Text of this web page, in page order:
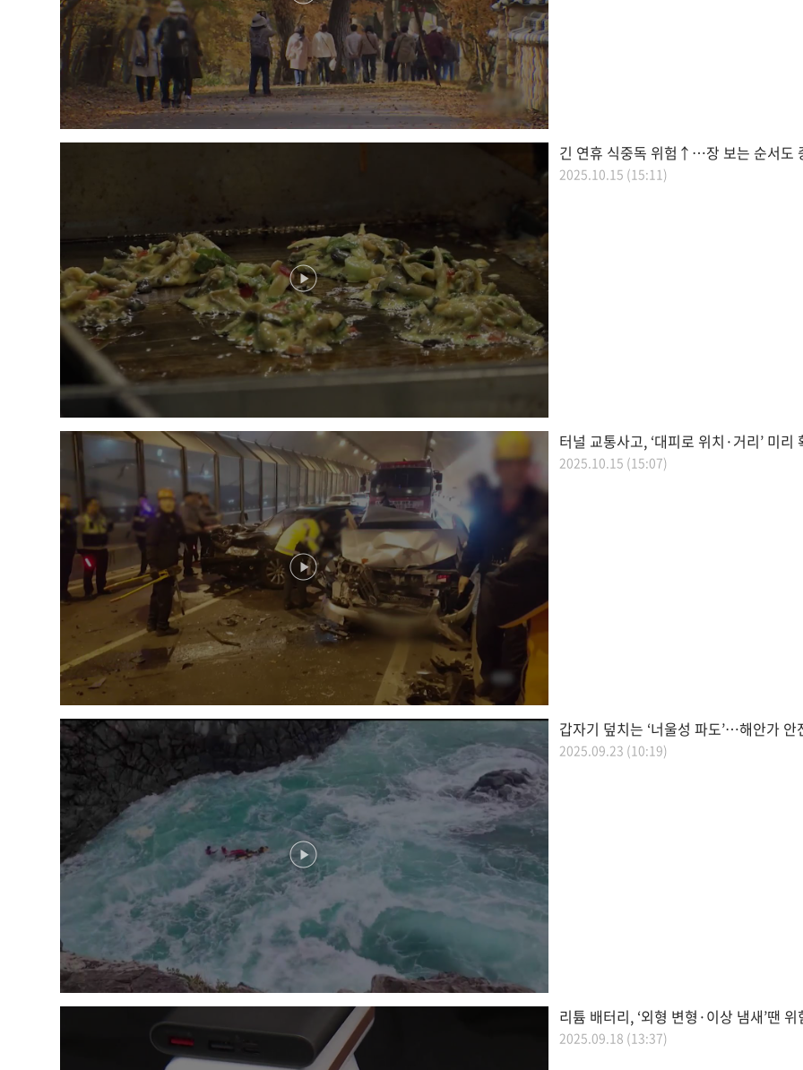
긴 연휴 식중독 위험↑…장 보는 순서도
2025.10.15 (15:11)
터널 교통사고, ‘대피로 위치·거리’ 미리
2025.10.15 (15:07)
갑자기 덮치는 ‘너울성 파도’…해안가 안
2025.09.23 (10:19)
리튬 배터리, ‘외형 변형·이상 냄새’땐 위
2025.09.18 (13:37)